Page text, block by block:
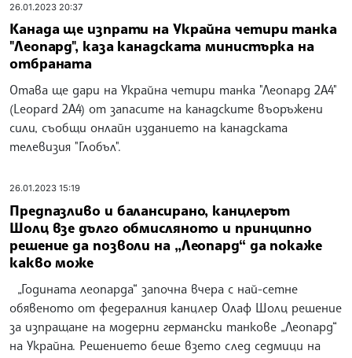
26.01.2023 20:37
Канада ще изпрати на Украйна четири танка
"Леопард", каза канадската министърка на
отбраната
Отава ще дари на Украйна четири танка "Леопард 2A4"
(Leopard 2A4) от запасите на канадските въоръжени
сили, съобщи онлайн изданието на канадската
телевизия "Глобъл".
26.01.2023 15:19
Предпазливо и балансирано, канцлерът
Шолц взе дълго обмисляното и принципно
решение да позволи на „Леопард“ да покаже
какво може
„Годината леопарда“ започна вчера с най-сетне
обявеното от федералния канцлер Олаф Шолц решение
за изпращане на модерни германски танкове „Леопард“
на Украйна. Решението беше взето след седмици на